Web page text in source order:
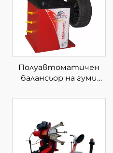
Полуавтоматичен
балансьор на гуми
CE сертификат